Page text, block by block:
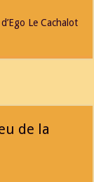
Le Cachalot
de la